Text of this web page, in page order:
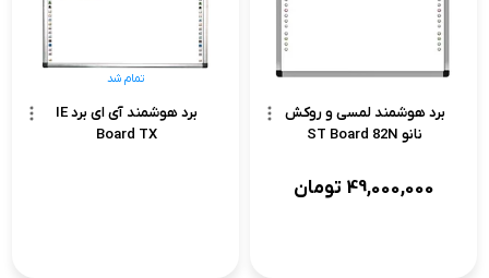
برد هوشمند لمسی و روکش
نانو ST Board 82N
49,000,000 تومان
برد هوشمند آی ای برد IE
Board TX
تمام شد